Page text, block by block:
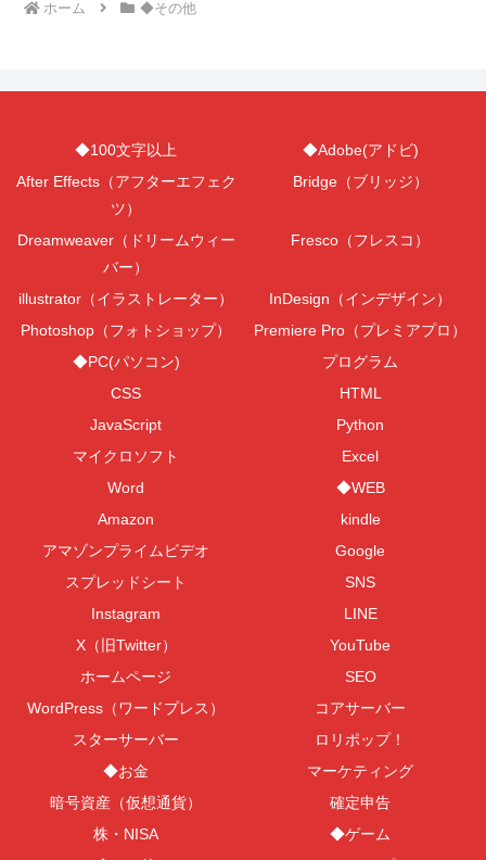
ホーム ◆その他
◆100文字以上
◆Adobe(アドビ)
After Effects（アフターエフェク
ツ）
Bridge（ブリッジ）
Dreamweaver（ドリームウィー
バー）
Fresco（フレスコ）
illustrator（イラストレーター）
InDesign（インデザイン）
Photoshop（フォトショップ）
Premiere Pro（プレミアプロ）
◆PC(パソコン)
プログラム
CSS
HTML
JavaScript
Python
マイクロソフト
Excel
Word
◆WEB
Amazon
kindle
アマゾンプライムビデオ
Google
スプレッドシート
SNS
Instagram
LINE
X（旧Twitter）
YouTube
ホームページ
SEO
WordPress（ワードプレス）
コアサーバー
スターサーバー
ロリポップ！
◆お金
マーケティング
暗号資産（仮想通貨）
確定申告
株・NISA
◆ゲーム